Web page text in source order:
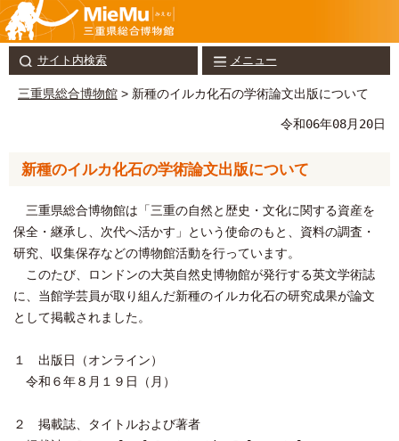
サイト内検索 メニュー
三重県総合博物館 > 新種のイルカ化石の学術論文出版について
令和06年08月20日
新種のイルカ化石の学術論文出版について
三重県総合博物館は「三重の自然と歴史・文化に関する資産を
保全・継承し、次代へ活かす」という使命のもと、資料の調査・
研究、収集保存などの博物館活動を行っています。
このたび、ロンドンの大英自然史博物館が発行する英文学術誌
に、当館学芸員が取り組んだ新種のイルカ化石の研究成果が論文
として掲載されました。
１ 出版日（オンライン）
令和６年８月１９日（月）
２ 掲載誌、タイトルおよび著者